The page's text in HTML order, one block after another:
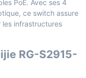
PoE. Avec ses 4
ce switch assure
infrastructures
RG-S2915-